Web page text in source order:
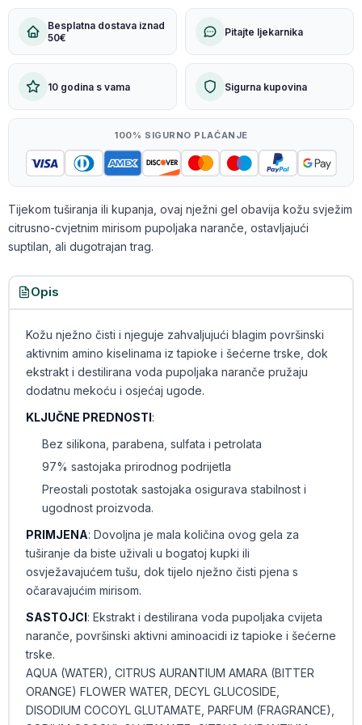
Besplatna dostava iznad
50€
Pitajte ljekarnika
10 godina s vama Sigurna kupovina
100% SIGURNO PLAĆANJE
Tijekom tuširanja ili kupanja, ovaj nježni gel obavija kožu svježim
citrusno-cvjetnim mirisom pupoljaka naranče, ostavljajući
suptilan, ali dugotrajan trag.
Opis
Kožu nježno čisti i njeguje zahvaljujući blagim površinski
aktivnim amino kiselinama iz tapioke i šećerne trske, dok
ekstrakt i destilirana voda pupoljaka naranče pružaju
dodatnu mekoću i osjećaj ugode.
KLJUČNE PREDNOSTI:
Bez silikona, parabena, sulfata i petrolata
97% sastojaka prirodnog podrijetla
Preostali postotak sastojaka osigurava stabilnost i
ugodnost proizvoda.
PRIMJENA: Dovoljna je mala količina ovog gela za
tuširanje da biste uživali u bogatoj kupki ili
osvježavajućem tušu, dok tijelo nježno čisti pjena s
očaravajućim mirisom.
SASTOJCI: Ekstrakt i destilirana voda pupoljaka cvijeta
naranče, površinski aktivni aminoacidi iz tapioke i šećerne
trske.
AQUA (WATER), CITRUS AURANTIUM AMARA (BITTER
ORANGE) FLOWER WATER, DECYL GLUCOSIDE,
DISODIUM COCOYL GLUTAMATE, PARFUM (FRAGRANCE),